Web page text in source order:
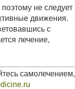
не следует
движения.
с
лечение,
самолечением,